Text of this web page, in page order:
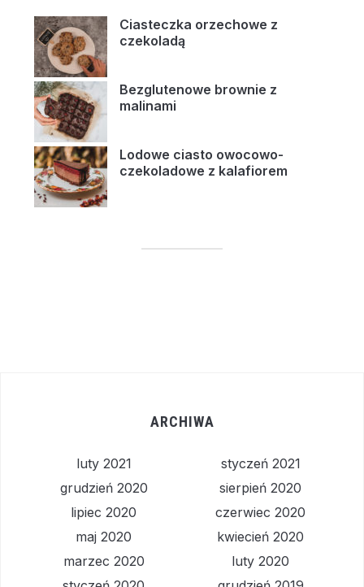
Ciasteczka orzechowe z
czekoladą
Bezglutenowe brownie z
malinami
Lodowe ciasto owocowo-
czekoladowe z kalafiorem
ARCHIWA
luty 2021
styczeń 2021
grudzień 2020
sierpień 2020
lipiec 2020
czerwiec 2020
maj 2020
kwiecień 2020
marzec 2020
luty 2020